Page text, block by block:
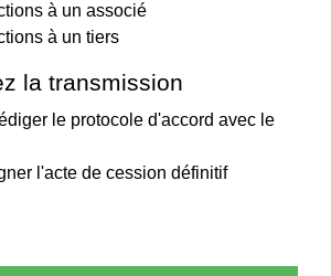
à un associé
à un tiers
la transmission
le protocole d'accord avec le
l'acte de cession définitif